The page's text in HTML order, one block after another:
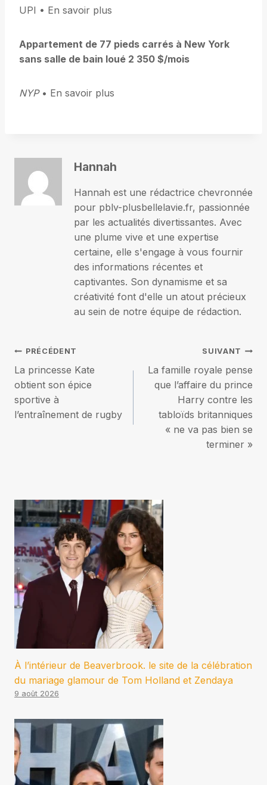
UPI • En savoir plus
Appartement de 77 pieds carrés à New York
sans salle de bain loué 2 350 $/mois
NYP• En savoir plus
Hannah
Hannah est une rédactrice chevronnée
pour pblv-plusbellelavie.fr, passionnée
par les actualités divertissantes. Avec
une plume vive et une expertise
certaine, elle s'engage à vous fournir
des informations récentes et
captivantes. Son dynamisme et sa
créativité font d'elle un atout précieux
au sein de notre équipe de rédaction.
Navigation
de
l’article
PRÉCÉDENT
La princesse Kate
obtient son épice
sportive à
l’entraînement de rugby
SUIVANT
La famille royale pense
que l’affaire du prince
Harry contre les
tabloïds britanniques
« ne va pas bien se
terminer »
À l’intérieur de Beaverbrook. le site de la célébration
du mariage glamour de Tom Holland et Zendaya
9 août 2026